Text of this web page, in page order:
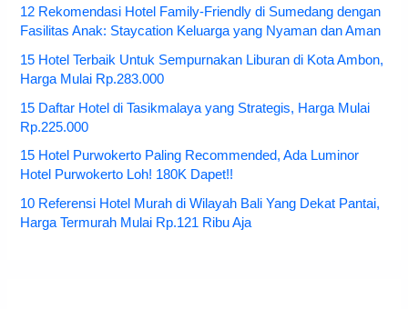
12 Rekomendasi Hotel Family-Friendly di Sumedang dengan
Fasilitas Anak: Staycation Keluarga yang Nyaman dan Aman
15 Hotel Terbaik Untuk Sempurnakan Liburan di Kota Ambon,
Harga Mulai Rp.283.000
15 Daftar Hotel di Tasikmalaya yang Strategis, Harga Mulai
Rp.225.000
15 Hotel Purwokerto Paling Recommended, Ada Luminor
Hotel Purwokerto Loh! 180K Dapet!!
10 Referensi Hotel Murah di Wilayah Bali Yang Dekat Pantai,
Harga Termurah Mulai Rp.121 Ribu Aja